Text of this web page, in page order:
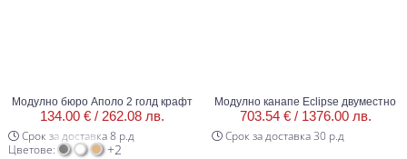
Модулно бюро Аполо 2 голд крафт
134.00 € / 262.08 лв.
Срок за доставка 8 р.д
Цветове:
+2
Модулно канапе Eclipse двуместно
703.54 € / 1376.00 лв.
Срок за доставка 30 р.д